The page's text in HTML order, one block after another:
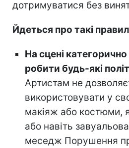
дотримуватися без
Йдеться про такі
На сцені
робити будь-які
Артистам не
використовувати у
макіяж або костюми,
або навіть
меседж Порушення